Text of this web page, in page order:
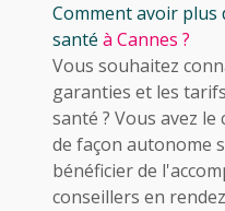
Comment avoir plus
santé à Cannes ?
Vous souhaitez
garanties et les
santé ? Vous avez
de façon autonome
bénéficier de
conseillers en